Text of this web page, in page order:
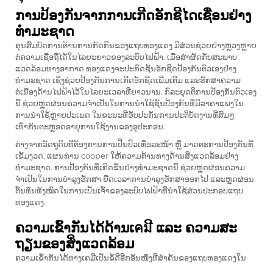
ການປ້ອງກັນຈາກການເກີດອັກຊີໄດເຊື່ອນຢ່າງ
ທຳມະຊາດ
ຄຸນສົມບັດການຕ້ານການກັດກິນຂອງແຖບທອງແດງ ມີສ່ວນຊ່ວຍຢ່າງຫຼວງຫຼາຍ
ຕໍ່ຄວາມເຊື່ອຖືໄດ້ໃນໄລຍະຍາວຂອງລະບົບໄຟຟ້າ. ເມື່ອສຳຜັດກັບສະພາບ
ແວດລ້ອມທາງອາກາດ ທອງແດງຈະປະກົດຊັ້ນອັກຊີດປ້ອງກັນຕົວເອງຢ່າງ
ທຳມະຊາດ ເຊິ່ງຊ່ວຍປ້ອງກັນການເກີດອັກຊີດເພີ່ມເຕີມ ແລະຮັກສາຄວາມ
ຕໍ່ເນື່ອງດ້ານໄຟຟ້າໄວ້ໃນໄລຍະເວລາທີ່ຍາວນານ. ກົລະຍຸດຕິການປ້ອງກັນຕົວເອງ
ນີ້ ຊ່ວຍຫຼຸດຜ່ອນຄວາມຈຳເປັນໃນການນຳໃຊ້ຊັ້ນປ້ອງກັນທີ່ມີລາຄາແພງໃນ
ການນຳໃຊ້ຫຼາຍປະເພດ ໃນຂະນະທີ່ຮັບປະກັນການປະຕິບັດງານທີ່ສົມໆ
ເທົ່າກັນຕະຫຼອດອາຍຸການໃຊ້ງານຂອງອຸປະກອນ.
ຕ່າງຈາກວັດຖຸດິບທີ່ຕ້ອງການການປິ່ນປົວເທື່ອລະໜ້າ ຫຼື ມາດຕະການປ້ອງກັນທີ່
ເຂັ້ມງວດ, ແຜນທ່ານ cooperໃຫ້ຄວາມຕ້ານທາງດ້ານສິ່ງແວດລ້ອມຢ່າງ
ທຳມະຊາດ. ການປ້ອງກັນທີ່ເກີດຂື້ນຢ່າງທຳມະຊາດນີ້ ຊ່ວຍຫຼຸດຜ່ອນຄວາມ
ຈຳເປັນໃນການບໍາລຸງຮັກສາ ຍືດເວລາການບໍາລຸງຮັກສາອອກໄປ ແລະຫຼຸດຜ່ອນ
ຕົ້ນທຶນທັງໝົດໃນການເປັນເຈົ້າຂອງລະບົບໄຟຟ້າທີ່ນຳໃຊ້ສ່ວນປະກອບແຖບ
ທອງແດງ.
ຄວາມເຂົ້າກັນໄດ້ດ້ານເคมີ ແລະ ຄວາມສະ
ຖຽນຂອງສິ່ງແວດລ້ອມ
ຄວາມເຂົ້າກັນໄດ້ທາງເຄມີເປັນຂໍ້ດີອີກອັນໜຶ່ງທີ່ສຳຄັນຂອງແຖບທອງແດງໃນ